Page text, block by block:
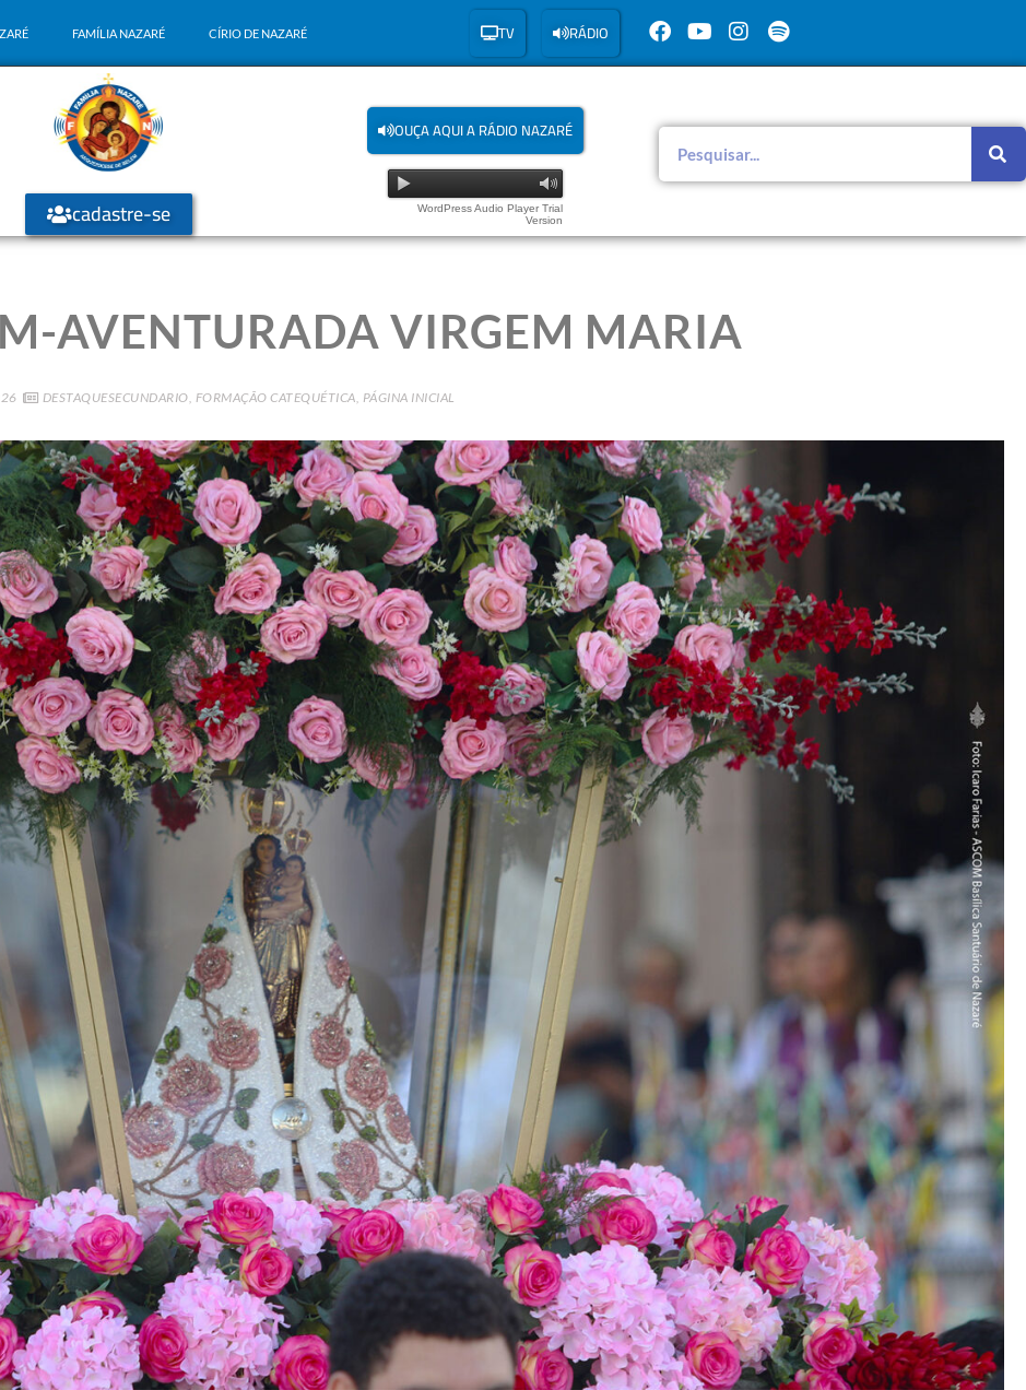
FAMÍLIA NAZARÉ CÍRIO DE NAZARÉ TV RÁDIO
cadastre-se
OUÇA AQUI A RÁDIO NAZARÉ
WordPress Audio Player Trial
Version
AVENTURADA VIRGEM MARIA
DESTAQUESECUNDARIO, FORMAÇÃO CATEQUÉTICA, PÁGINA INICIAL